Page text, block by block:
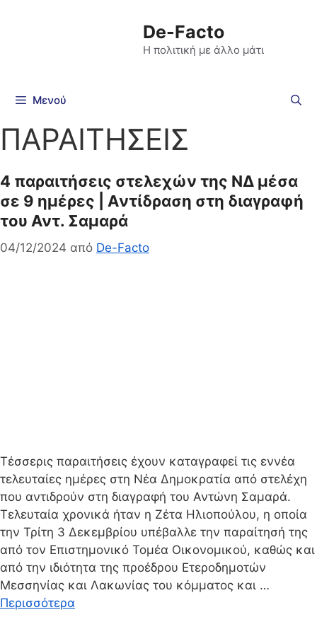
De-Facto
Η πολιτική με άλλο μάτι
Μενού
ΠΑΡΑΙΤΗΣΕΙΣ
4 παραιτήσεις στελεχών της ΝΔ μέσα
σε 9 ημέρες | Aντίδραση στη διαγραφή
του Αντ. Σαμαρά
04/12/2024 από De-Facto
Τέσσερις παραιτήσεις έχουν καταγραφεί τις εννέα
τελευταίες ημέρες στη Νέα Δημοκρατία από στελέχη
που αντιδρούν στη διαγραφή του Αντώνη Σαμαρά.
Τελευταία χρονικά ήταν η Ζέτα Ηλιοπούλου, η οποία
την Τρίτη 3 Δεκεμβρίου υπέβαλλε την παραίτησή της
από τον Επιστημονικό Τομέα Οικονομικού, καθώς και
από την ιδιότητα της προέδρου Ετεροδημοτών
Μεσσηνίας και Λακωνίας του κόμματος και …
Περισσότερα